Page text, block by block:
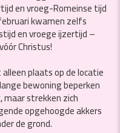
en vroeg-Romeinse tijd
kwamen zelfs
en vroege ijzertijd –
Christus!
plaats op de locatie
bewoning beperken
strekken zich
opgehoogde akkers
de grond.